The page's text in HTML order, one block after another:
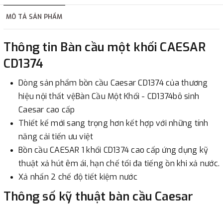
2. Thanh toán trực tiếp tại :
- Showroom Thanh Hương Địa chỉ : 23 phố Cát Linh,
phường Cát Linh, quận Đống Đa, Hà Nội.
3. Chuyển khoản qua ngân hàng
- Nếu địa điểm giao hàng khác với địa điểm thanh toán
hoặc với những đơn đặt hàng ngoài nội thành Hà Nội.
Chúng tôi sẽ thu tiền trước 100% giá trị hàng + phí vận
chuyển theo cước phí tính trong chính sách vận chuyển
bằng phương thức chuyển khoản trước khi giao hàng.
- Sau khi có thông tin xác thực đã chuyển tiền của quý
MÔ TẢ SẢN PHẨM
Thông tin Bàn cầu một khối CAESAR
CD1374
Dòng sản phẩm bồn cầu Caesar CD1374 của thương
hiệu nội thất vệBàn Cầu Một Khối - CD1374bô sinh
Caesar cao cấp
Thiết kế mới sang trọng hơn kết hợp với những tính
năng cải tiến ưu việt
Bồn cầu CAESAR 1 khối CD1374 cao cấp ứng dụng kỹ
thuật xả hút êm ái, hạn chế tối đa tiếng ồn khi xả nước.
Xả nhấn 2 chế độ tiết kiệm nước
Thông số kỹ thuật bàn cầu Caesar